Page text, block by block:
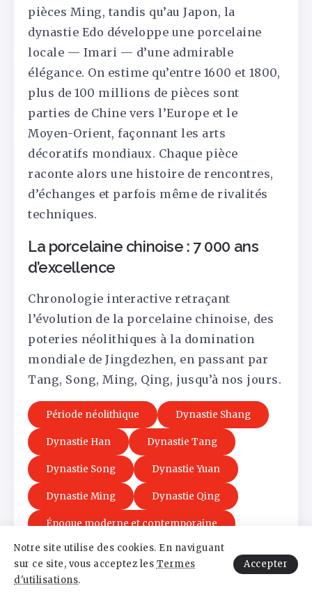
pièces Ming, tandis qu’au Japon, la
dynastie Edo développe une porcelaine
locale — Imari — d’une admirable
élégance. On estime qu’entre 1600 et 1800,
plus de 100 millions de pièces sont
parties de Chine vers l’Europe et le
Moyen-Orient, façonnant les arts
décoratifs mondiaux. Chaque pièce
raconte alors une histoire de rencontres,
d’échanges et parfois même de rivalités
techniques.
La porcelaine chinoise : 7 000 ans
d’excellence
Chronologie interactive retraçant
l’évolution de la porcelaine chinoise, des
poteries néolithiques à la domination
mondiale de Jingdezhen, en passant par
Tang, Song, Ming, Qing, jusqu’à nos jours.
Période néolithique Dynastie Shang
Dynastie Han Dynastie Tang
Dynastie Song Dynastie Yuan
Dynastie Ming Dynastie Qing
Époque moderne et contemporaine
Période néolithique (env. 5000-2000 av.
J.-C.)
Notre site utilise des cookies. En naviguant
sur ce site, vous acceptez les Termes
d'utilisations.
Accepter